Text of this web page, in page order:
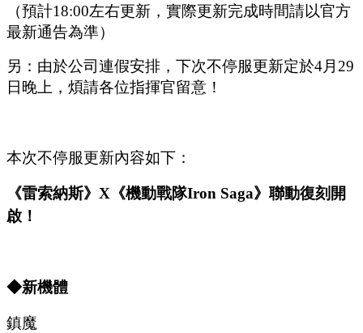
（預計18:00左右更新，實際更新完成時間請以官方
最新通告為準）
另：由於公司連假安排，下次不停服更新定於4月29
日晚上，煩請各位指揮官留意！
本次不停服更新內容如下：
《雷索納斯》 X《機動戰隊Iron Saga》聯動復刻開
啟！
◆新機體
鎮魔